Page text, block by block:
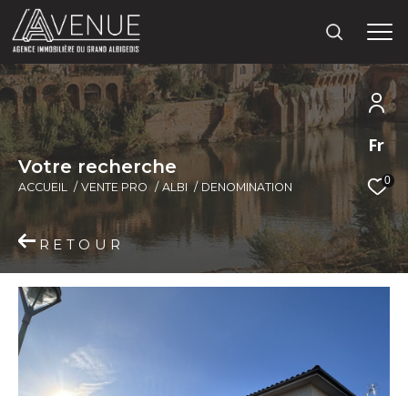
Fr
0
Votre recherche
ACCUEIL VENTE PRO ALBI DENOMINATION
RETOUR